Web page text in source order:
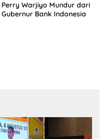
Perry Warjiyo Mundur dari
Gubernur Bank Indonesia